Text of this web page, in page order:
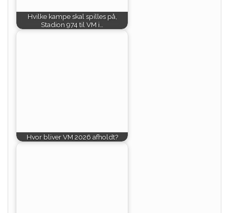
Hvilke kampe skal spilles på,
Stadion 974 til VM i…
Hvor bliver VM 2026 afholdt?